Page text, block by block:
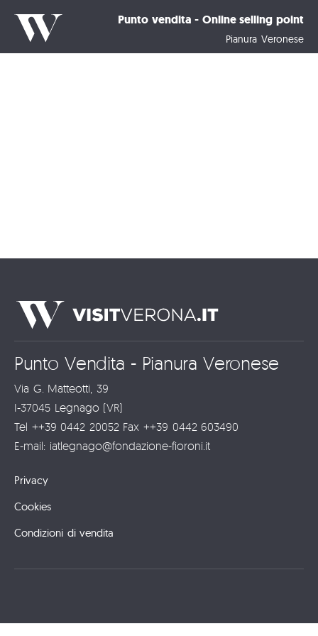
Punto vendita - Online selling point
Pianura Veronese
Punto Vendita - Pianura Veronese
Via G. Matteotti, 39
I-37045 Legnago (VR)
Tel ++39 0442 20052 Fax ++39 0442 603490
E-mail: iatlegnago@fondazione-fioroni.it
Privacy
Cookies
Condizioni di vendita